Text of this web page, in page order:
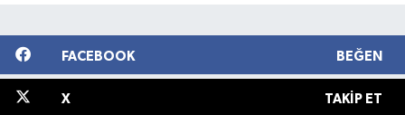
FACEBOOK BEĞEN
X TAKIP ET